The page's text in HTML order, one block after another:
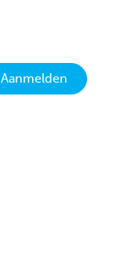
Aanmelden